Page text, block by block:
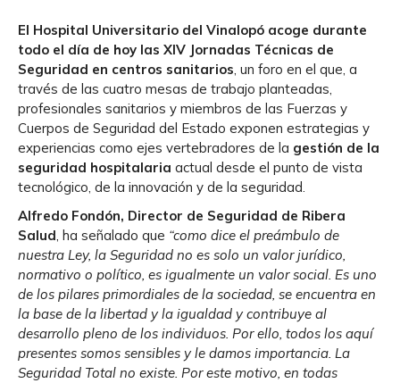
El Hospital Universitario del Vinalopó acoge durante
todo el día de hoy las XIV Jornadas Técnicas de
Seguridad en centros sanitarios, un foro en el que, a
través de las cuatro mesas de trabajo planteadas,
profesionales sanitarios y miembros de las Fuerzas y
Cuerpos de Seguridad del Estado exponen estrategias y
experiencias como ejes vertebradores de la gestión de la
seguridad hospitalaria actual desde el punto de vista
tecnológico, de la innovación y de la seguridad.
Alfredo Fondón, Director de Seguridad de Ribera
Salud, ha señalado que “como dice el preámbulo de
nuestra Ley, la Seguridad no es solo un valor jurídico,
normativo o político, es igualmente un valor social. Es uno
de los pilares primordiales de la sociedad, se encuentra en
la base de la libertad y la igualdad y contribuye al
desarrollo pleno de los individuos. Por ello, todos los aquí
presentes somos sensibles y le damos importancia. La
Seguridad Total no existe. Por este motivo, en todas